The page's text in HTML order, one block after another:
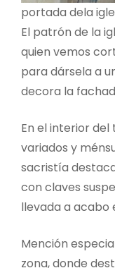
portada dela
El patrón de la
quien vemos
para dársela a
decora la
En el interior
variados y
sacristía
con claves
llevada a acabo
Mención
zona, donde